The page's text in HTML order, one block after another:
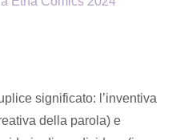
significato: l’inventiva
della parola) e